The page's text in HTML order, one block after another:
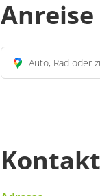
Auto, Rad oder
Kontakt